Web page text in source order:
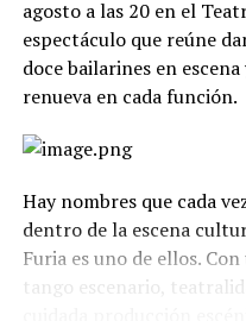
agosto a las 20 en el
espectáculo que reúne
doce bailarines en
renueva en cada función.
Hay nombres que cada
dentro de la escena
Furia es uno de ellos.
tango escenario,